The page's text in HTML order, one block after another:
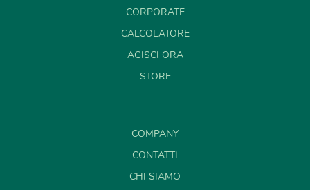
CORPORATE
CALCOLATORE
AGISCI ORA
STORE
COMPANY
CONTATTI
CHI SIAMO